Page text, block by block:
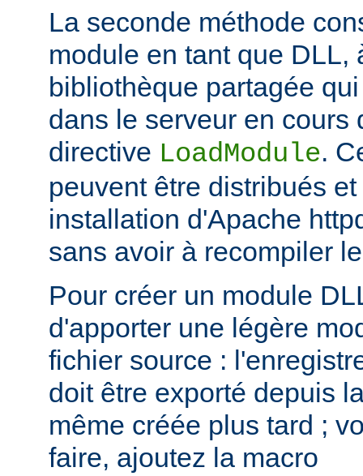
La seconde méthode
module en tant que DLL,
bibliothèque partagée
dans le serveur en cours
directive LoadModule.
peuvent être distribués
installation d'Apache
sans avoir à recompiler
Pour créer un module
d'apporter une légère
fichier source :
doit être exporté depuis
même créée plus tard ;
faire, ajoutez la macro